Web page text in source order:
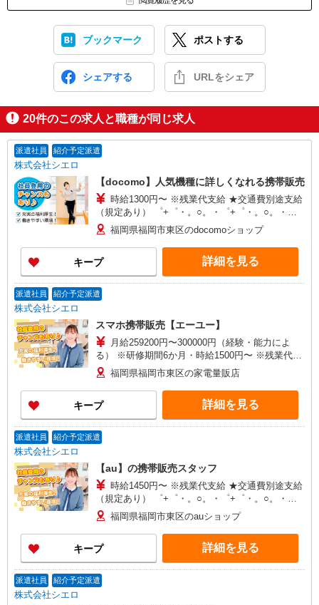
ブックマーク ポストする
シェアする URLをシェア
20件のこの求人と職種が同じ求人
派遣社員 紹介予定派遣
株式会社シエロ
【docomo】人気機種に詳しくなれる携帯販売
時給1300円〜 ※残業代支給 ★交通費別途支給
（規定あり） ゜+゜・。○。・゜+゜・。○。・゜
+゜ 入社祝い金10万円支給(規定有) お友達を紹介
頂くと, インセンティブ支給(規定有) ★月2回払
い・週払い可能（規程有）★ ゜・。○。・゜
+゜・。○。・゜+゜
福岡県福岡市東区のdocomoショップ
キープ 詳細を見る
派遣社員 紹介予定派遣
株式会社シエロ
スマホ携帯販売【エーユー】
月給259200円〜300000円（経験・能力によ
る） ※研修期間6か月・時給1500円〜 ※残業代支
給 ★交通費別途支給（規定あり） ゜+゜・。
○。・゜+゜・。○。・゜+゜ 入社祝い金10万円支
給(規定有) お友達を紹介頂くと, インセンティブ支
給(規定有) ゜・。○。・゜+゜・。○。・゜+゜
福岡県福岡市東区の家電量販店
キープ 詳細を見る
派遣社員 紹介予定派遣
株式会社シエロ
【au】の携帯販売スタッフ
時給1450円〜 ※残業代支給 ★交通費別途支給
（規定あり） ゜+゜・。○。・゜+゜・。○。・゜
+゜ 入社祝い金10万円支給(規定有) お友達を紹介
頂くと, インセンティブ支給(規定有) ★月2回払
い・週払い可能（規程有）★ ゜・。○。・゜
+゜・。○。・゜+゜
福岡県福岡市東区のauショップ
キープ 詳細を見る
派遣社員 紹介予定派遣
株式会社シエロ